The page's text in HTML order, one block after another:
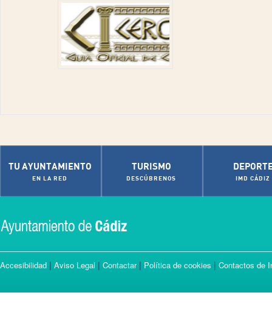
TU AYUNTAMIENTO
EN LA RED
TURISMO
DESCÚBRENOS IMD CÁDIZ
Accesibilidad | Aviso Legal | Contactar| Política de cookies | Contactos de